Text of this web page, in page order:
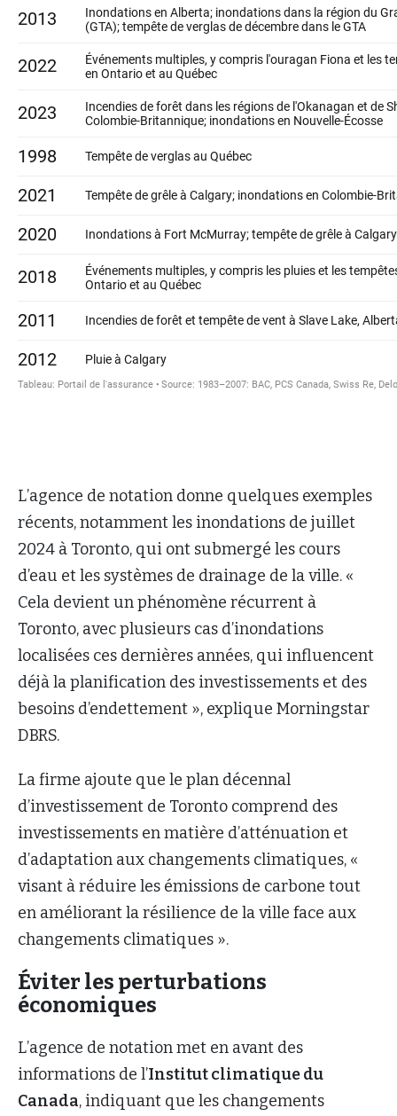
L’agence de notation donne quelques exemples
récents, notamment les inondations de juillet
2024 à Toronto, qui ont submergé les cours
d’eau et les systèmes de drainage de la ville. «
Cela devient un phénomène récurrent à
Toronto, avec plusieurs cas d’inondations
localisées ces dernières années, qui influencent
déjà la planification des investissements et des
besoins d’endettement », explique Morningstar
DBRS.
La firme ajoute que le plan décennal
d’investissement de Toronto comprend des
investissements en matière d’atténuation et
d’adaptation aux changements climatiques, «
visant à réduire les émissions de carbone tout
en améliorant la résilience de la ville face aux
changements climatiques ».
Éviter les perturbations
économiques
L’agence de notation met en avant des
informations de l’Institut climatique du
Canada, indiquant que les changements